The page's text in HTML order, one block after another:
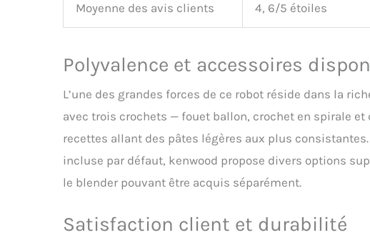
Moyenne des avis clients 4, 6/5 étoiles
Polyvalence et accessoires
L’une des grandes forces de ce robot réside dans la
avec trois crochets — fouet ballon, crochet en spirale et
recettes allant des pâtes légères aux plus
incluse par défaut, kenwood propose divers options
le blender pouvant être acquis séparément.
Satisfaction client et durabilité